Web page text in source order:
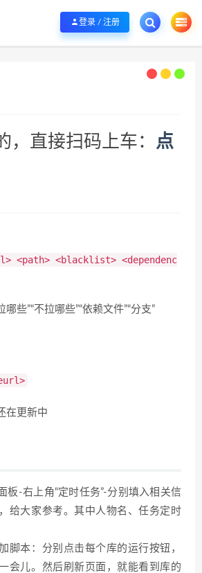
承服务宗旨 履行“站长”责任，销售只是起点 服务永无
登录 / 注册
，直接扫码上车： 点
<path> <blacklist> <dependenc
哪些”“不拉哪些”“依赖文件”“分支”
在更新中
板-右上角“定时任务”-分别填入相关信
给大家参考。其中人物名、任务定时
脚本：分别点击每个库的运行按钮，
会儿。然后刷新页面，就能看到库的